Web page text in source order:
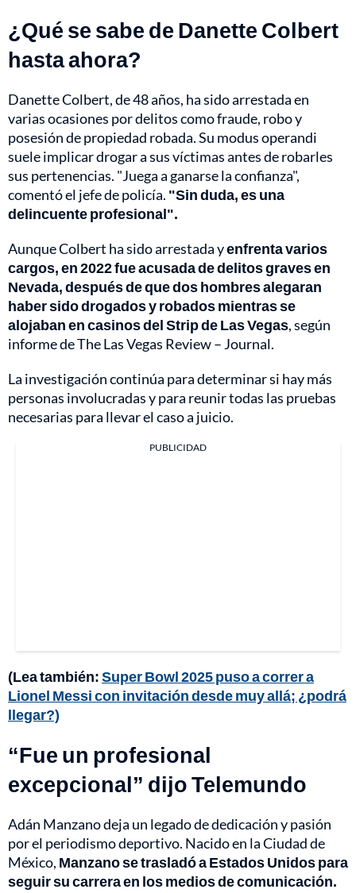
¿Qué se sabe de Danette Colbert
hasta ahora?
Danette Colbert, de 48 años, ha sido arrestada en
varias ocasiones por delitos como fraude, robo y
posesión de propiedad robada. Su modus operandi
suele implicar drogar a sus víctimas antes de robarles
sus pertenencias. "Juega a ganarse la confianza",
comentó el jefe de policía. "Sin duda, es una
delincuente profesional".
Aunque Colbert ha sido arrestada yenfrenta varios
cargos, en 2022 fue acusada de delitos graves en
Nevada, después de que dos hombres alegaran
haber sido drogados y robados mientras se
alojaban en casinos del Strip de Las Vegas, según
informe de The Las Vegas Review – Journal.
La investigación continúa para determinar si hay más
personas involucradas y para reunir todas las pruebas
necesarias para llevar el caso a juicio.
PUBLICIDAD
(Lea también:Super Bowl 2025 puso a correr a
Lionel Messi con invitación desde muy allá; ¿podrá
llegar?)
“Fue un profesional
excepcional” dijo Telemundo
Adán Manzano deja un legado de dedicación y pasión
por el periodismo deportivo. Nacido en la Ciudad de
México, Manzano se trasladó a Estados Unidos para
seguir su carrera en los medios de comunicación.